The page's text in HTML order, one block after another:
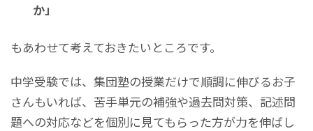
か」
もあわせて考えておきたいところです。
中学受験では、集団塾の授業だけで順調に伸びるお子
さんもいれば、苦手単元の補強や過去問対策、記述問
題への対応などを個別に見てもらった方が力を伸ばし